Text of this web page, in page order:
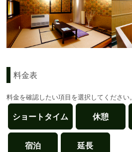
料金表
料金を確認したい項目を選択してください。
ショートタイム 休憩
宿泊 延長